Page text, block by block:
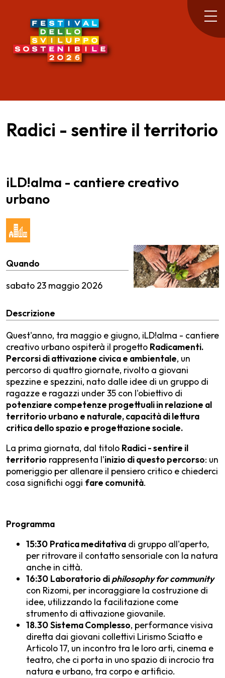
Radici - sentire il territorio
iLD!alma - cantiere creativo
urbano
Quando
sabato 23 maggio 2026
Descrizione
Quest'anno, tra maggio e giugno, iLD!alma - cantiere
creativo urbano ospiterà il progetto Radicamenti.
Percorsi di attivazione civica e ambientale, un
percorso di quattro giornate, rivolto a giovani
spezzine e spezzini, nato dalle idee di un gruppo di
ragazze e ragazzi under 35 con l'obiettivo di
potenziare competenze progettuali in relazione al
territorio urbano e naturale, capacità di lettura
critica dello spazio e progettazione sociale.
La prima giornata, dal titolo Radici - sentire il
territorio rappresenta l'inizio di questo percorso: un
pomeriggio per allenare il pensiero critico e chiederci
cosa significhi oggi fare comunità.
Programma
15:30 Pratica meditativa di gruppo all'aperto,
per ritrovare il contatto sensoriale con la natura
anche in città.
16:30 Laboratorio diphilosophy for community
con Rizomi, per incoraggiare la costruzione di
idee, utilizzando la facilitazione come
strumento di attivazione giovanile.
18.30Sistema Complesso, performance visiva
diretta dai giovani collettivi Lirismo Sciatto e
Articolo 17, un incontro tra le loro arti, cinema e
teatro, che ci porta in uno spazio di incrocio tra
natura e urbano, tra corpo e artificio.